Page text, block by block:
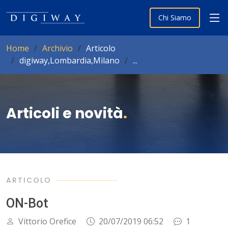
Chi Siamo
Home Archivio
Articolo
digiway,Lombardia,Milano
...
Articoli e novità.
ARTICOLO
ON-Bot
Vittorio Orefice 20/07/2019 06:52 1